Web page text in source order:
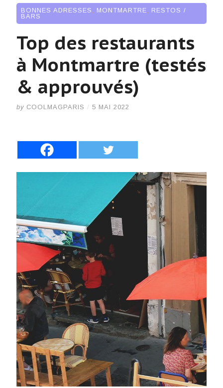
BONNES ADRESSES , MONTMARTRE, RESTOS /
BARS
Top des restaurants
à Montmartre (testés
& approuvés)
by COOLMAGPARIS / 5 MAI 2022